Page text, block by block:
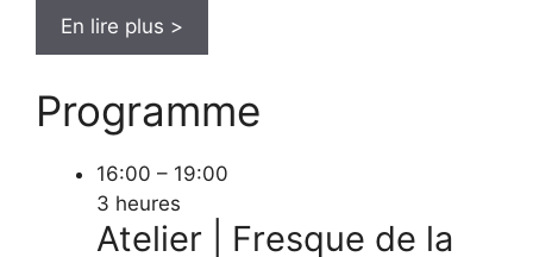
En lire plus >
Programme
16:00 – 19:00
3 heures
Atelier | Fresque de la